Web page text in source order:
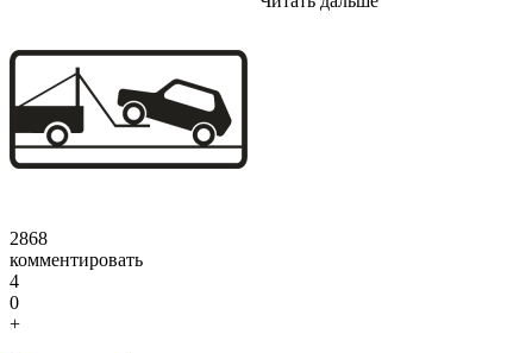
2868
комментировать
4
0
+